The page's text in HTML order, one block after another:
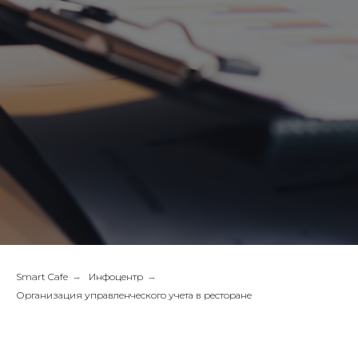
Smart Cafe → Инфоцентр →
Организация управленческого учета в ресторане